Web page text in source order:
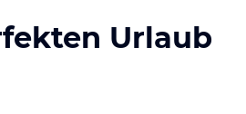
Urlaub